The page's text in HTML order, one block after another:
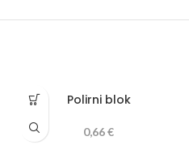
Polirni blok
0,66€